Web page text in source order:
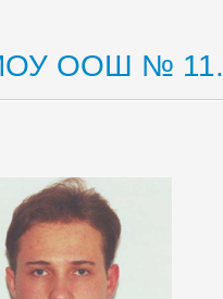
МОУ ООШ № 11.